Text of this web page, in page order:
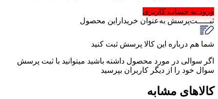
ورود به حساب کاربری
ثبـــــت‌پرسشبه‌عنوان ‌خریدار‌این‌ محصول
شما هم درباره این کالا پرسش ثبت کنید
اگر سوالی در مورد محصول داشته باشید میتوانید با ثبت پرسش
سوال خود را از دیگر کاربران بپرسید
کالاهای مشابه